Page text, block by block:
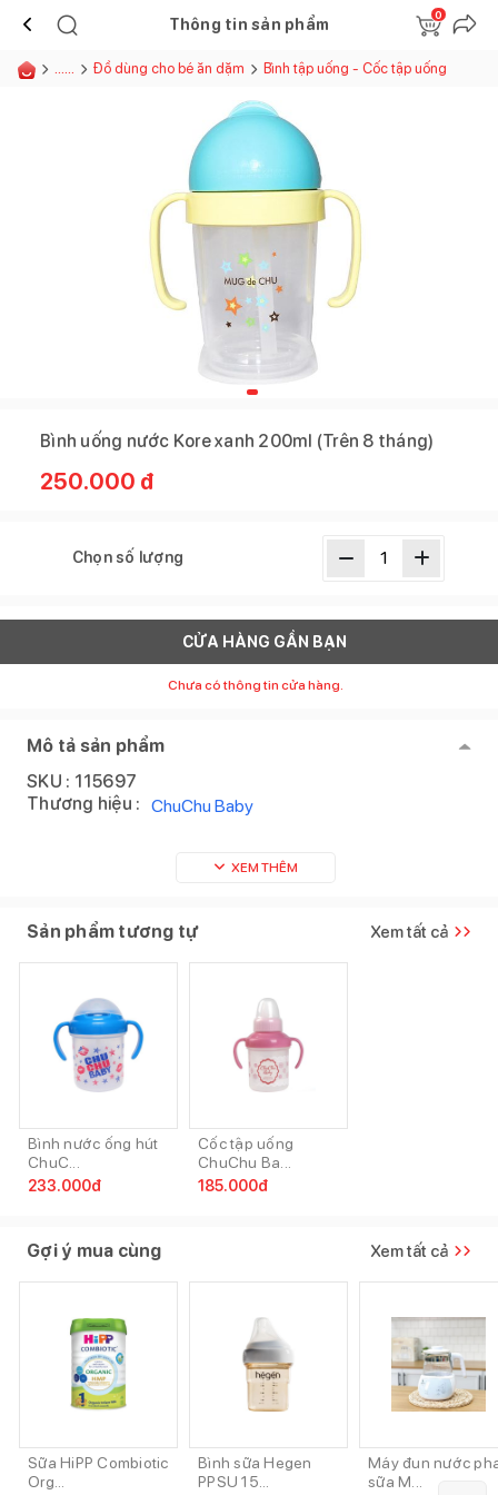
Thông tin sản phẩm
0
...... Đồ dùng cho bé ăn dặm Bình tập uống - Cốc tập uống
Bình uống nước Kore xanh 200ml (Trên 8 tháng)
250.000 đ
Chọn số lượng
CỬA HÀNG GẦN BẠN
Chưa có thông tin cửa hàng.
Mô tả sản phẩm
SKU : 115697
Thương hiệu : ChuChu Baby
XEM THÊM
Sản phẩm tương tự Xem tất cả
Bình nước ống hút
ChuC...
233.000đ
Cốc tập uống
ChuChu Ba...
185.000đ
Gợi ý mua cùng Xem tất cả
Sữa HiPP Combiotic
Org...
Bình sữa Hegen
PPSU 15...
Máy đun nước
sữa M...